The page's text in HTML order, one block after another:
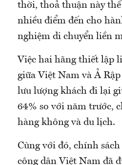
thời, thoả thuận này
nhiều điểm đến cho
nghiệm di chuyển liền
Việc hai hãng thiết lập
giữa Việt Nam và Ả
lưu lượng khách đi lại
64% so với năm trước,
hàng không và du lịch.
Cùng với đó, chính
công dân Việt Nam đã